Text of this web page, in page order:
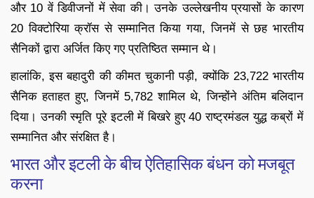
और 10 वें डिवीजनों में सेवा की। उनके उल्लेखनीय प्रयासों के कारण
20 विक्टोरिया क्रॉस से सम्मानित किया गया, जिनमें से छह भारतीय
सैनिकों द्वारा अर्जित किए गए प्रतिष्ठित सम्मान थे।
हालांकि, इस बहादुरी की कीमत चुकानी पड़ी, क्योंकि 23,722 भारतीय
सैनिक हताहत हुए, जिनमें 5,782 शामिल थे, जिन्होंने अंतिम बलिदान
दिया। उनकी स्मृति पूरे इटली में बिखरे हुए 40 राष्ट्रमंडल युद्ध कब्रों में
सम्मानित और संरक्षित है।
भारत और इटली के बीच ऐतिहासिक बंधन को मजबूत
करना